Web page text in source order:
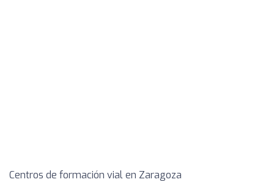
Centros de formación vial en Zaragoza